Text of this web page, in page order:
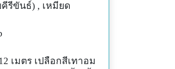
รีขันธ์) , เหมียด
เมตร เปลือกสีเทาอม